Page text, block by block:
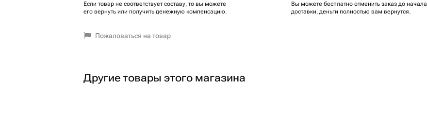
Если товар не соответствует составу, то вы можете
его вернуть или получить денежную компенсацию.
Вы можете бесплатно отменить заказ до начала
доставки, деньги полностью вам вернутся.
Пожаловаться на товар
Другие товары этого магазина